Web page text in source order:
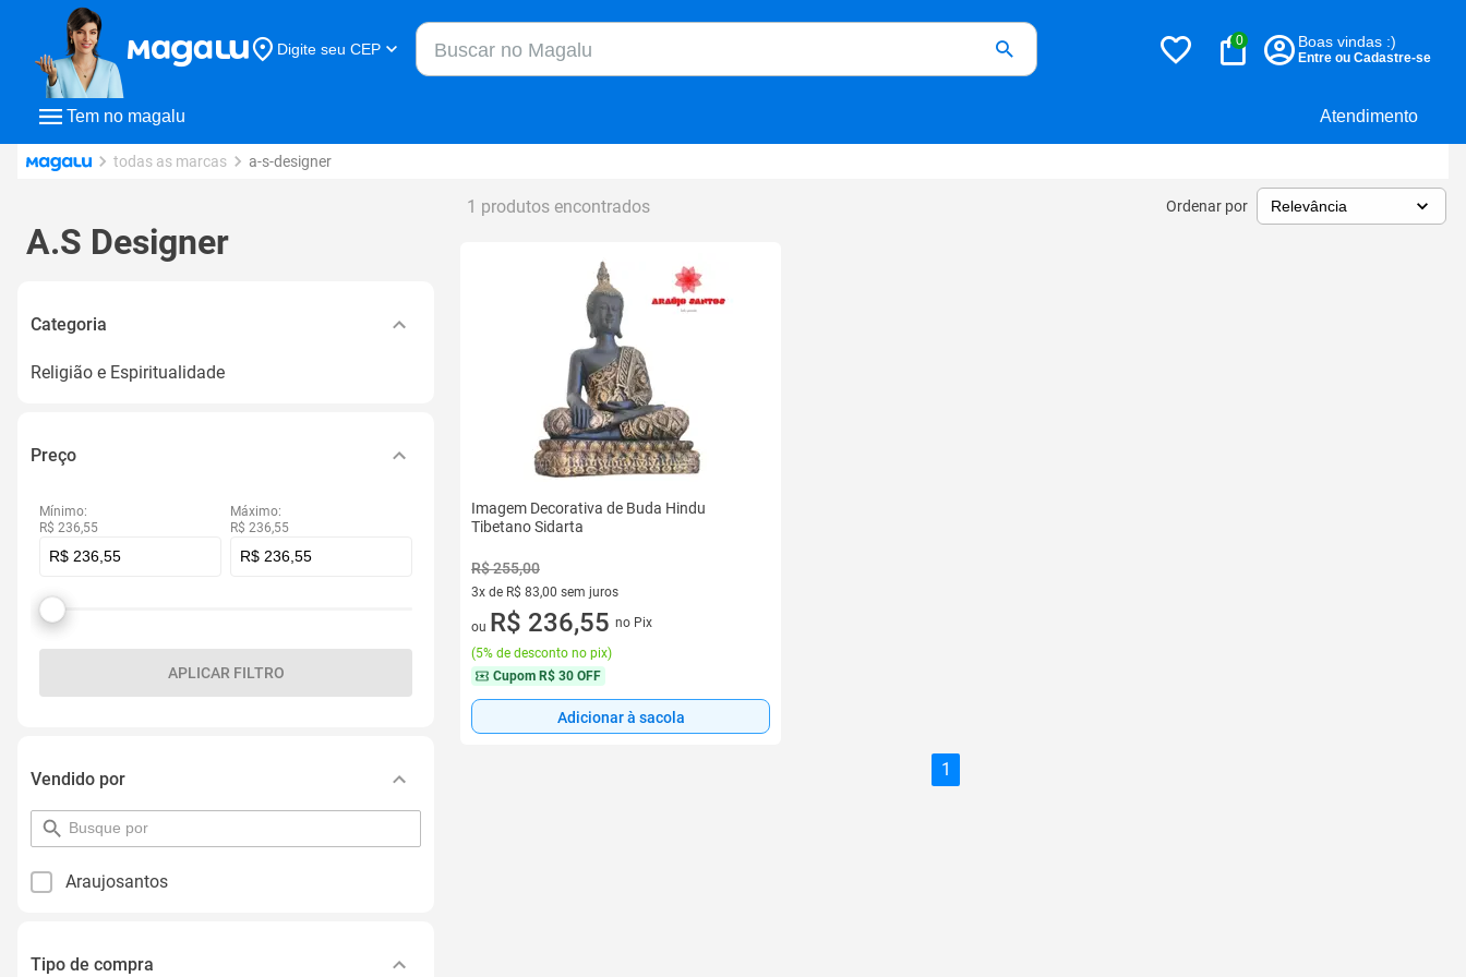
Tem no magalu Atendimento
Digite seu CEP
Buscar no Magalu
0 Boas vindas :)
Entre ou Cadastre-se
todas as marcas a-s-designer
A.S Designer
Categoria
Religião e Espiritualidade
Preço
Mínimo:
R$ 236,55
Máximo:
R$ 236,55
APLICAR FILTRO
Vendido por
pesquisar
por
Araujosantos
Tipo de compra
1 produtos encontrados Ordenar por
Imagem Decorativa de Buda Hindu
Tibetano Sidarta
R$ 255,00
3x de R$ 83,00 sem juros
3 vez de R$ 83,00 sem juros
ou R$ 236,55 no Pix
(5% de desconto no pix)
Cupom R$ 30 OFF
Adicionar à sacola
1